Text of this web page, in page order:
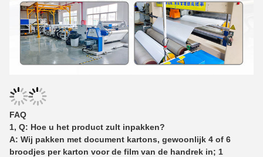
FAQ
1, Q: Hoe u het product zult inpakken?
A: Wij pakken met document kartons, gewoonlijk 4 of 6
broodjes per karton voor de film van de handrek in; 1